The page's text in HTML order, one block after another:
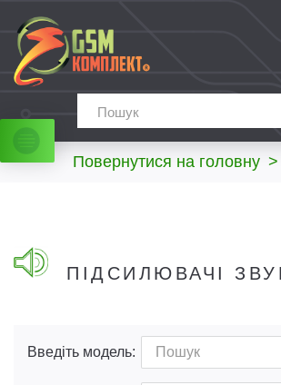
Повернутися на головну >
ПІДСИЛЮВАЧІ
Введіть модель: